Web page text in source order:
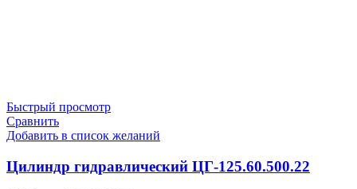
Быстрый просмотр
Сравнить
Добавить в список желаний
Цилиндр гидравлический ЦГ-125.60.500.22